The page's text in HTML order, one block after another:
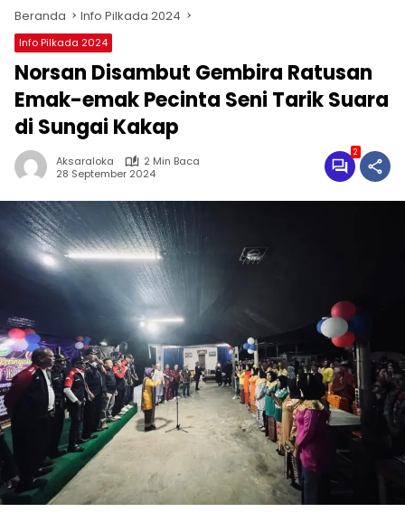
Beranda Info Pilkada 2024
Info Pilkada 2024
Norsan Disambut Gembira Ratusan
Emak-emak Pecinta Seni Tarik Suara
di Sungai Kakap
Aksaraloka
2 Min Baca
28 September 2024
2